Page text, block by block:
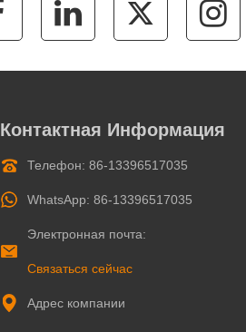
Контактная Информация
Телефон: 86-13396517035
WhatsApp: 86-13396517035
Электронная почта:
Связаться сейчас
Адрес компании